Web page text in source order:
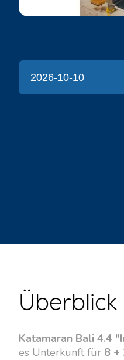
Überblick
Katamaran Bali 4.4
es Unterkunft für 8 +